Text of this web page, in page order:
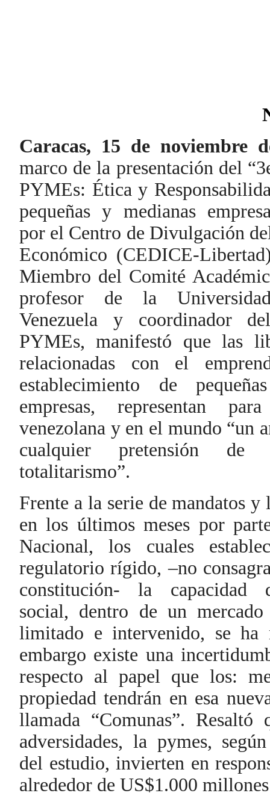
Caracas, 15 de noviembre
marco de la presentación del
PYMEs: Ética y
pequeñas y medianas
por el Centro de Divulgación
Económico (CEDICE-
Miembro del Comité
profesor de la
Venezuela y coordinador
PYMEs, manifestó que las
relacionadas con el
establecimiento de
empresas, representan
venezolana y en el mundo “un
cualquier pretensión de
totalitarismo”.
Frente a la serie de mandatos y
en los últimos meses por
Nacional, los cuales
regulatorio rígido, –no
constitución- la capacidad
social, dentro de un
limitado e intervenido, se ha
embargo existe una
respecto al papel que los:
propiedad tendrán en esa
llamada “Comunas”. Resaltó
adversidades, la pymes,
del estudio, invierten en
alrededor de US$1.000